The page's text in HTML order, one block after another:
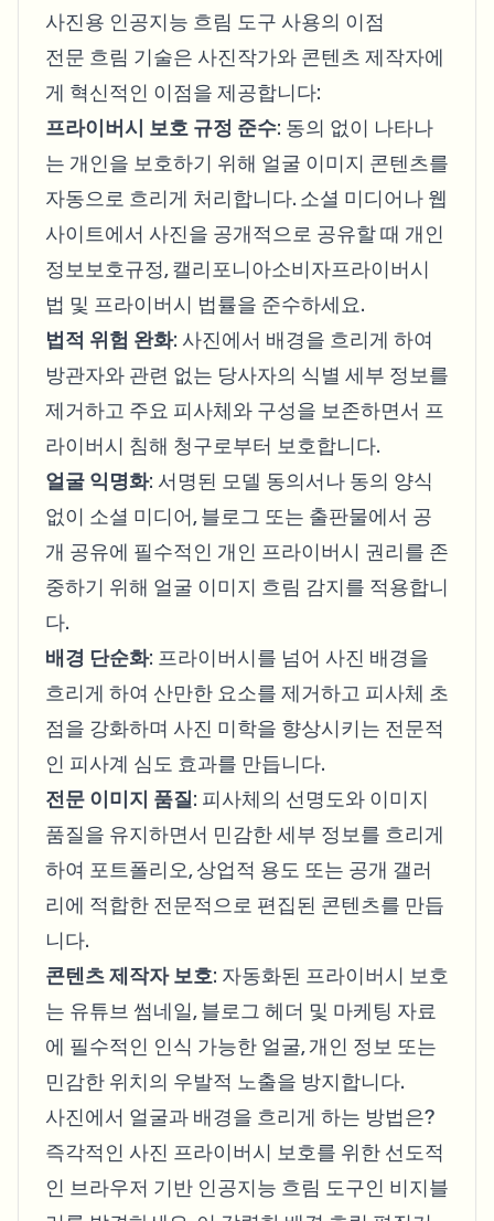
사진용 인공지능 흐림 도구 사용의 이점
전문 흐림 기술은 사진작가와 콘텐츠 제작자에
게 혁신적인 이점을 제공합니다:
프라이버시 보호 규정 준수: 동의 없이 나타나
는 개인을 보호하기 위해 얼굴 이미지 콘텐츠를
자동으로 흐리게 처리합니다. 소셜 미디어나 웹
사이트에서 사진을 공개적으로 공유할 때 개인
정보보호규정, 캘리포니아소비자프라이버시
법 및 프라이버시 법률을 준수하세요.
법적 위험 완화: 사진에서 배경을 흐리게 하여
방관자와 관련 없는 당사자의 식별 세부 정보를
제거하고 주요 피사체와 구성을 보존하면서 프
라이버시 침해 청구로부터 보호합니다.
얼굴 익명화: 서명된 모델 동의서나 동의 양식
없이 소셜 미디어, 블로그 또는 출판물에서 공
개 공유에 필수적인 개인 프라이버시 권리를 존
중하기 위해 얼굴 이미지 흐림 감지를 적용합니
다.
배경 단순화: 프라이버시를 넘어 사진 배경을
흐리게 하여 산만한 요소를 제거하고 피사체 초
점을 강화하며 사진 미학을 향상시키는 전문적
인 피사계 심도 효과를 만듭니다.
전문 이미지 품질: 피사체의 선명도와 이미지
품질을 유지하면서 민감한 세부 정보를 흐리게
하여 포트폴리오, 상업적 용도 또는 공개 갤러
리에 적합한 전문적으로 편집된 콘텐츠를 만듭
니다.
콘텐츠 제작자 보호: 자동화된 프라이버시 보호
는 유튜브 썸네일, 블로그 헤더 및 마케팅 자료
에 필수적인 인식 가능한 얼굴, 개인 정보 또는
민감한 위치의 우발적 노출을 방지합니다.
사진에서 얼굴과 배경을 흐리게 하는 방법은?
즉각적인 사진 프라이버시 보호를 위한 선도적
인 브라우저 기반 인공지능 흐림 도구인 비지블